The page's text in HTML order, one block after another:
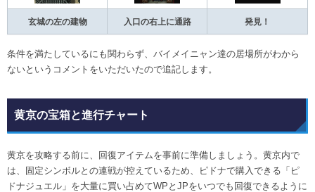
玄城の左の建物 入口の右上に通路 発見！
条件を満たしているにも関わらず、バイメイニャン達の居場所がわから
ないというコメントをいただいたので追記します。
黄京の宝箱と進行チャート
黄京を攻略する前に、回復アイテムを事前に準備しましょう。黄京内で
は、固定シンボルとの連戦が控えているため、ピドナで購入できる「ピ
ドナジュエル」を大量に買い占めてWPとJPをいつでも回復できるように